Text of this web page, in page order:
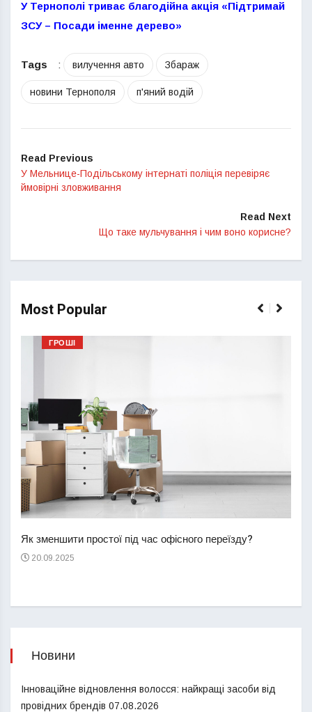
У Тернополі триває благодійна акція «Підтримай
ЗСУ – Посади іменне дерево»
Tags : вилучення авто Збараж
новини Тернополя п'яний водій
Read Previous
У Мельнице-Подільському інтернаті поліція перевіряє
ймовірні зловживання
Read Next
Що таке мульчування і чим воно корисне?
Most Popular
ГРОШІ
Як зменшити простої під час офісного переїзду?
20.09.2025
Новини
Інноваційне відновлення волосся: найкращі засоби від
провідних брендів 07.08.2026